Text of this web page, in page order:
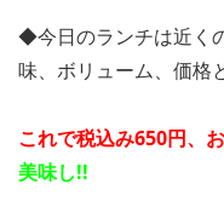
◆今日のランチは近く
味、ボリューム、価格
これで税込み650円、
美味し!!